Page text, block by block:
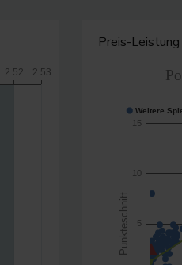
Preis-Leistung